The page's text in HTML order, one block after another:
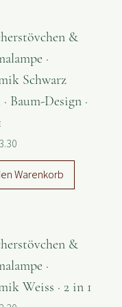
&
·
Schwarz
Baum-Design ·
&
·